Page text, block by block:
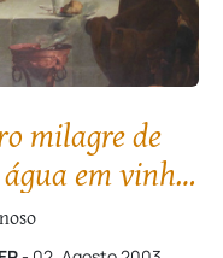
milagre de
em vinho,